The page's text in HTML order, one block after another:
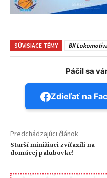
SÚVISIACE TÉMY BK
Páčil sa
Zdieľať na
Predchádzajúci článok
Starší minižiaci zvíťazili na
domácej palubovke!